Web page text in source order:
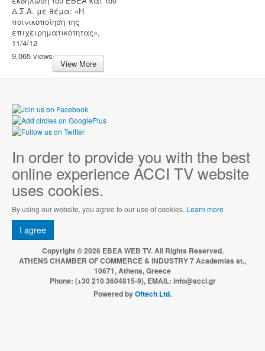
Δ.Σ.Α. με θέμα: «Η
ποινικοποίηση της
επιχειρηματικότητας»,
11/4/12
9,065 views
View More
In order to provide you with the best
online experience ACCI TV website
uses cookies.
By using our website, you agree to our use of cookies. Learn more
I agree
Copyright © 2026 EBEA WEB TV. All Rights Reserved.
ATHENS CHAMBER OF COMMERCE & INDUSTRY 7 Academias st.,
10671, Athens, Greece
Phone: (+30 210 3604815-9), EMAIL: info@acci.gr
Powered byOftech Ltd.